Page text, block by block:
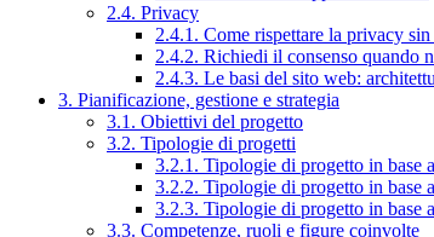
2.4. Privacy
2.4.1. Come rispettare la privacy
2.4.2. Richiedi il consenso quando
2.4.3. Le basi del sito web:
3. Pianificazione, gestione e strategia
3.1. Obiettivi del progetto
3.2. Tipologie di progetti
3.2.1. Tipologie di progetto in base
3.2.2. Tipologie di progetto in base
3.2.3. Tipologie di progetto in base
3.3. Competenze, ruoli e figure coinvolte